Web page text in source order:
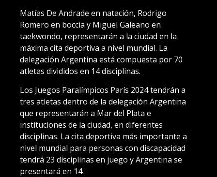
Matías De Andrade en natación, Rodrigo
Romero en boccia y Miguel Galeano en
taekwondo, representarán a la ciudad en la
máxima cita deportiva a nivel mundial. La
delegación Argentina está compuesta por 70
atletas divididos en 14 disciplinas.
Los Juegos Paralímpicos París 2024 tendrán a
tres atletas dentro de la delegación Argentina
que representarán a Mar del Plata e
instituciones de la ciudad, en diferentes
disciplinas. La cita deportiva más importante a
nivel mundial para personas con discapacidad
tendrá 23 disciplinas en juego y Argentina se
presentará en 14.